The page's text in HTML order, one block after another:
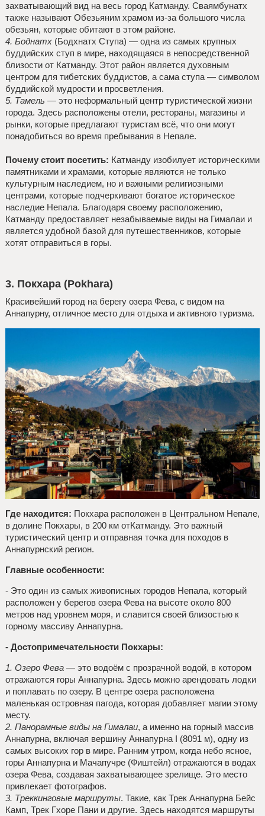
захватывающий вид на весь город Катманду. Сваямбунатх
также называют Обезьяним храмом из-за большого числа
обезьян, которые обитают в этом районе.
4. Боднатх(Бодхнатх Ступа) — одна из самых крупных
буддийских ступ в мире, находящаяся в непосредственной
близости от Катманду. Этот район является духовным
центром для тибетских буддистов, а сама ступа — символом
буддийской мудрости и просветления.
5. Тамель — это неформальный центр туристической жизни
города. Здесь расположены отели, рестораны, магазины и
рынки, которые предлагают туристам всё, что они могут
понадобиться во время пребывания в Непале.
Почему стоит посетить: Катманду изобилует историческими
памятниками и храмами, которые являются не только
культурным наследием, но и важными религиозными
центрами, которые подчеркивают богатое историческое
наследие Непала. Благодаря своему расположению,
Катманду предоставляет незабываемые виды на Гималаи и
является удобной базой для путешественников, которые
хотят отправиться в горы.
3. Покхара (Pokhara)
Красивейший город на берегу озера Фева, с видом на
Аннапурну, отличное место для отдыха и активного туризма.
Где находится: Покхара расположен в Центральном Непале,
в долине Покхары, в 200 км отКатманду. Это важный
туристический центр и отправная точка для походов в
Аннапурнский регион.
Главные особенности:
- Это один из самых живописных городов Непала, который
расположен у берегов озера Фева на высоте около 800
метров над уровнем моря, и славится своей близостью к
горному массиву Аннапурна.
- Достопримечательности Покхары:
1. Озеро Фева— это водоём с прозрачной водой, в котором
отражаются горы Аннапурна. Здесь можно арендовать лодки
и поплавать по озеру. В центре озера расположена
маленькая островная пагода, которая добавляет магии этому
месту.
2. Панорамные виды на Гималаи, а именно на горный массив
Аннапурна, включая вершину Аннапурна I (8091 м), одну из
самых высоких гор в мире. Ранним утром, когда небо ясное,
горы Аннапурна и Мачапучре (Фиштейл) отражаются в водах
озера Фева, создавая захватывающее зрелище. Это место
привлекает фотографов.
3. Треккинговые маршруты. Такие, как Трек Аннапурна Бейс
Камп, Трек Гхоре Пани и другие. Здесь находятся маршруты